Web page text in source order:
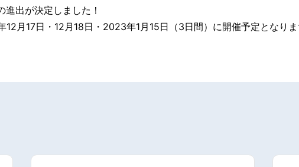
進出が決定しました！
月17日・12月18日・2023年1月15日（3日間）に開催予定となりま